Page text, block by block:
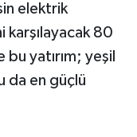
elektrik
karşılayacak 80
yatırım; yeşil
da en güçlü